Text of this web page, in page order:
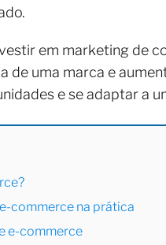
em marketing de
de uma marca e
e se adaptar a
commerce na prática
e-commerce